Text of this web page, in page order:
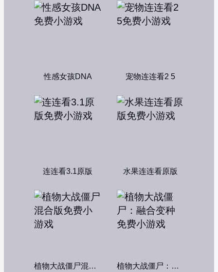
性感女孩DNA 宠物连连看2 5
连连看3.1原版 水果连连看原版
植物大战僵尸混合版 植物大战僵尸：融合变种